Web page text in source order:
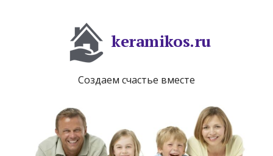
keramikos.ru
Создаем счастье вместе